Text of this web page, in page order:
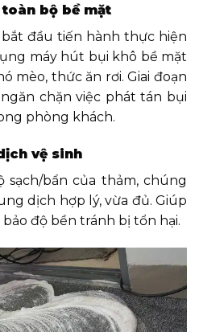
bộ bề mặt
đầu tiến hành thực hiện
máy hút bụi khô bề mặt
mèo, thức ăn rơi. Giai đoạn
chặn việc phát tán bụi
phòng khách.
vệ sinh
bẩn của thảm, chúng
dịch hợp lý, vừa đủ. Giúp
độ bền tránh bị tổn hại.